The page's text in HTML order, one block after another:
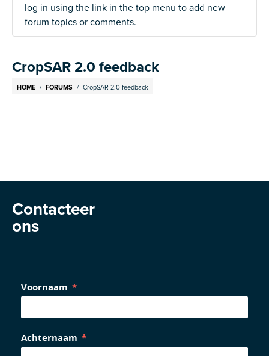
log in using the link in the top menu to add new
forum topics or comments.
CropSAR 2.0 feedback
Breadcrumb
HOME FORUMS CropSAR 2.0 feedback
Contacteer
ons
Voornaam
Achternaam